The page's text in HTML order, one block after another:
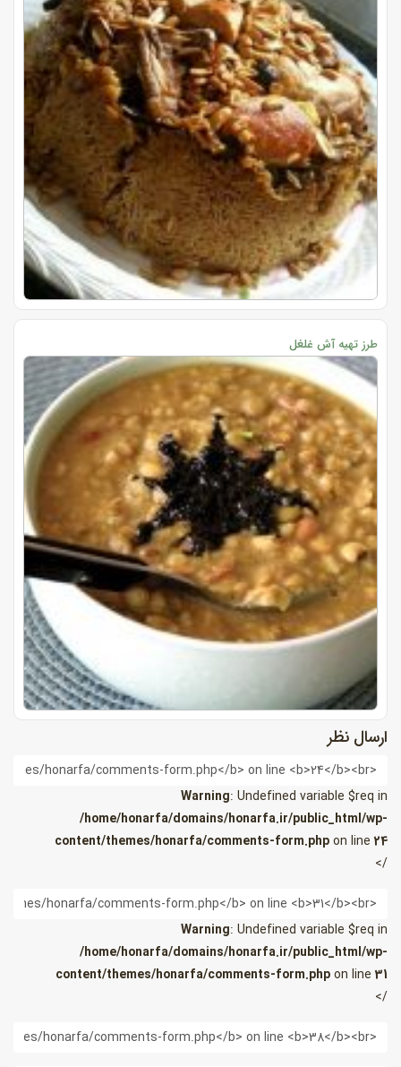
طرز تهیه آش غلغل
ارسال نظر
Warning: Undefined variable $req in
/home/honarfa/domains/honarfa.ir/public_html/wp-
content/themes/honarfa/comments-form.phpon line24
/>
ایمیل
Warning: Undefined variable $req in
/home/honarfa/domains/honarfa.ir/public_html/wp-
content/themes/honarfa/comments-form.phpon line31
/>